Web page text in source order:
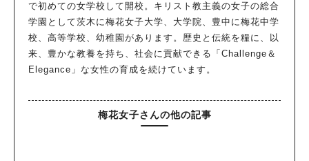
で初めての女学校して開校。キリスト教主義の女子の総合
学園として茨木に梅花女子大学、大学院、豊中に梅花中学
校、高等学校、幼稚園があります。歴史と伝統を糧に、以
来、豊かな教養を持ち、社会に貢献できる「Challenge＆
Elegance」な女性の育成を続けています。
梅花女子さんの他の記事